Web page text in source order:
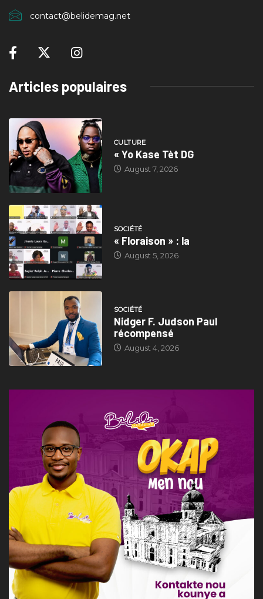
contact@belidemag.net
Articles populaires
CULTURE
« Yo Kase Tèt DG
August 7, 2026
SOCIÉTÉ
« Floraison » : la
August 5, 2026
SOCIÉTÉ
Nidger F. Judson Paul
récompensé
August 4, 2026